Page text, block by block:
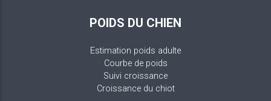
POIDS DU CHIEN
Estimation poids adulte
Courbe de poids
Suivi croissance
Croissance du chiot